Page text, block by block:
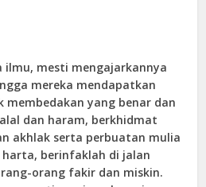
ilmu, mesti mengajarkannya
mereka mendapatkan
membedakan yang benar dan
dan haram, berkhidmat
akhlak serta perbuatan mulia
harta, berinfaklah di jalan
orang fakir dan miskin.